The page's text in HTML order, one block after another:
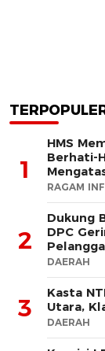
1
HMS
Berhati-
RAGAM
2
Dukung
DPC
DAERAH
3
Kasta
Utara,
DAERAH